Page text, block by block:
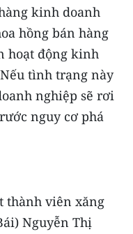
kinh doanh
hồng bán hàng
hoạt động kinh
tình trạng này
nghiệp sẽ rơi
nguy cơ phá
thành viên xăng
Nguyễn Thị